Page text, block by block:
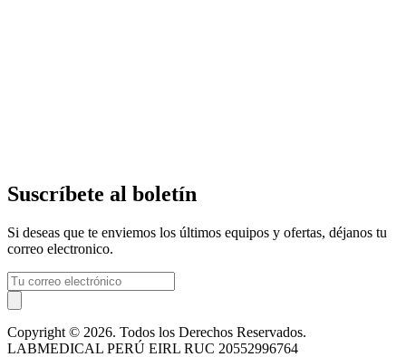
Suscríbete al boletín
Si deseas que te enviemos los últimos equipos y ofertas, déjanos tu
correo electronico.
Copyright © 2026. Todos los Derechos Reservados.
LABMEDICAL PERÚ EIRL RUC 20552996764